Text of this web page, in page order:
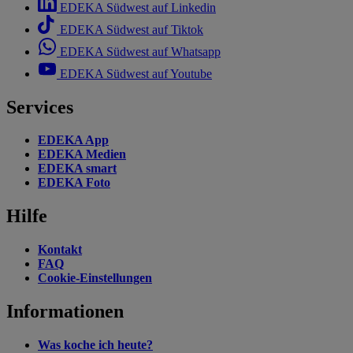
EDEKA Südwest auf Linkedin
EDEKA Südwest auf Tiktok
EDEKA Südwest auf Whatsapp
EDEKA Südwest auf Youtube
Services
EDEKA App
EDEKA Medien
EDEKA smart
EDEKA Foto
Hilfe
Kontakt
FAQ
Cookie-Einstellungen
Informationen
Was koche ich heute?